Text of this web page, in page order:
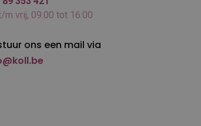
m vrij, 09:00 tot 16:00
ons een mail via